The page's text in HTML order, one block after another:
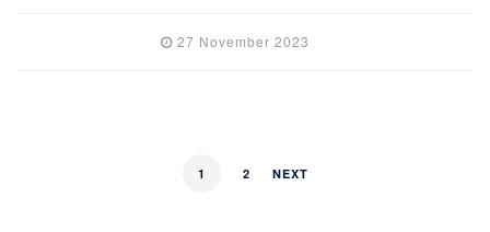
27 November 2023
1 2 NEXT